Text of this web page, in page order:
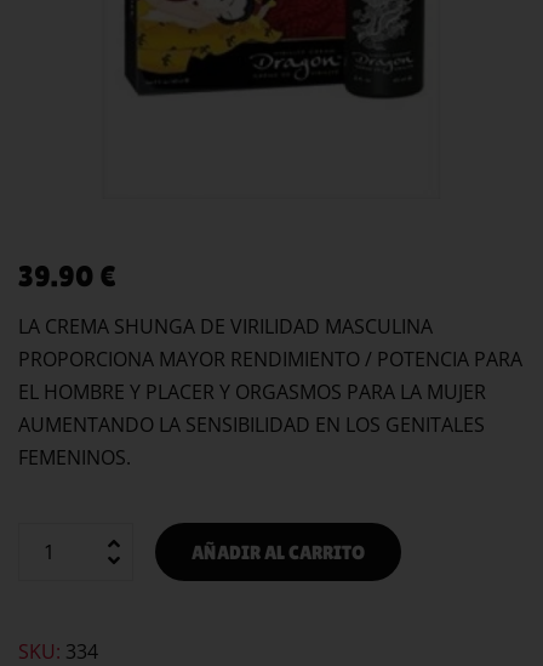
39.90 €
LA CREMA SHUNGA DE VIRILIDAD MASCULINA
PROPORCIONA MAYOR RENDIMIENTO / POTENCIA PARA
EL HOMBRE Y PLACER Y ORGASMOS PARA LA MUJER
AUMENTANDO LA SENSIBILIDAD EN LOS GENITALES
FEMENINOS.
AÑADIR AL CARRITO
SKU: 334